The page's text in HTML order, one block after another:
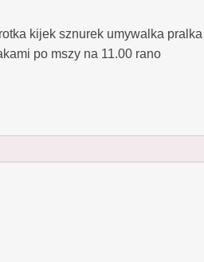
kijek sznurek umywalka pralka
po mszy na 11.00 rano